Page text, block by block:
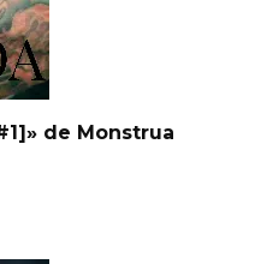
de Monstrua